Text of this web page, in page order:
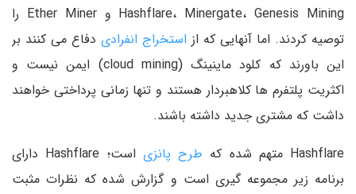
Hashflare، Minergate، Genesis Mining و Ether Miner را
توصیه کردند. اما آنهایی که از استخراج انفرادی دفاع می کنند بر
این باورند که کلود ماینینگ (cloud mining) ایمن نیست و
اکثریت پلتفرم ها کلاهبردار هستند و تنها زمانی پرداختی خواهند
داشت که مشتری جدید داشته باشند.
Hashflare متهم شده که
طرح پانزی
است؛ Hashflare دارای
برنامه زیر مجموعه گیری است و گزارش شده که نظرات مثبت